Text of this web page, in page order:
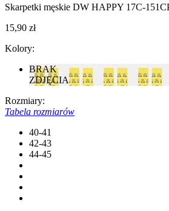
Skarpetki męskie DW HAPPY 17С-
15,90 zł
Kolory:
BRAK
ZDJĘCIA
Rozmiary:
Tabela rozmiarów
40-41
42-43
44-45